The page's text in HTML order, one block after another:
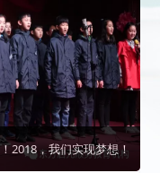
2018，我们实现梦想！